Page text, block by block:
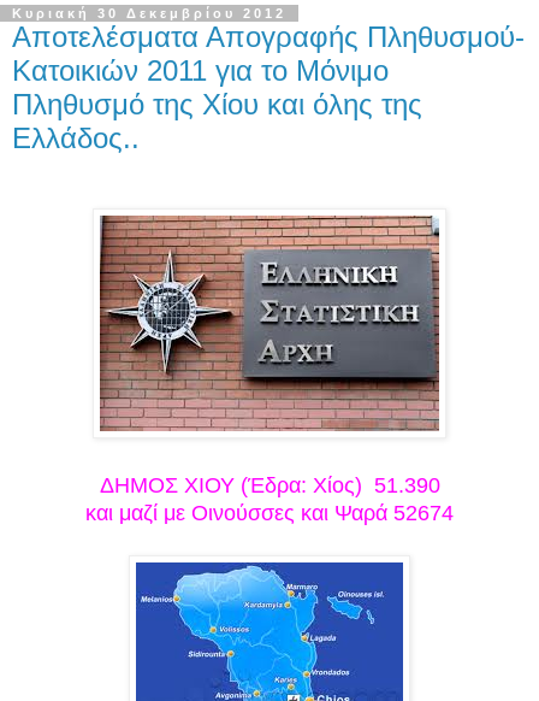
Κυριακή 30 Δεκεμβρίου 2012
Αποτελέσματα Απογραφής Πληθυσμού-
Κατοικιών 2011 για το Μόνιμο
Πληθυσμό της Χίου και όλης της
Ελλάδος..
ΔΗΜΟΣ ΧΙΟΥ (Έδρα: Χίος) 51.390
και μαζί με Οινούσσες και Ψαρά 52674